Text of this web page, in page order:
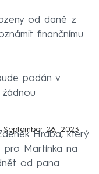
od daně z
finančnímu
podán v
September 26, 2023
Hraba, který
pro Martínka na
od pana